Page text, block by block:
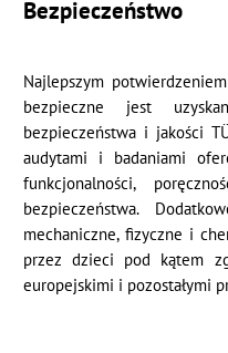
Bezpieczeństwo
Najlepszym
bezpieczne jest
bezpieczeństwa i jakości
audytami i badaniami
funkcjonalności,
bezpieczeństwa.
mechaniczne, fizyczne i
przez dzieci pod kątem
europejskimi i pozostałymi